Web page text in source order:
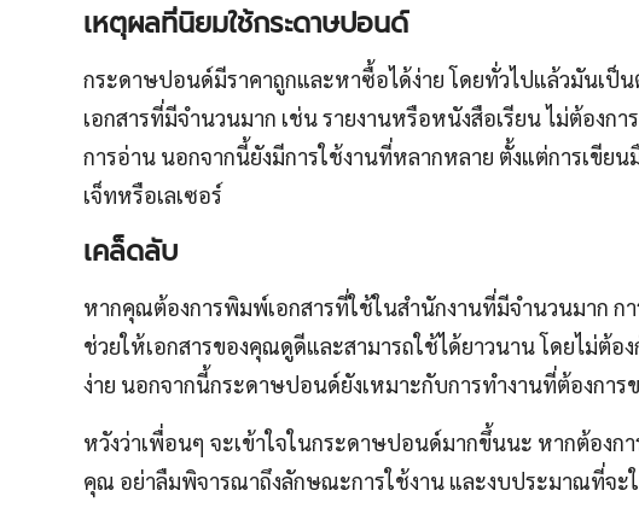
เหตุผลที่นิยมใช้กระดาษปอนด์
กระดาษปอนด์มีราคาถูกและหาซื้อได้ง่าย โดยทั่วไปแล้วมันเป็
เอกสารที่มีจำนวนมาก เช่น รายงานหรือหนังสือเรียน ไม่ต้องก
การอ่าน นอกจากนี้ยังมีการใช้งานที่หลากหลาย ตั้งแต่การเขีย
เจ็ทหรือเลเซอร์
เคล็ดลับ
หากคุณต้องการพิมพ์เอกสารที่ใช้ในสำนักงานที่มีจำนวนมาก
ช่วยให้เอกสารของคุณดูดีและสามารถใช้ได้ยาวนาน โดยไม่ต้อ
ง่าย นอกจากนี้กระดาษปอนด์ยังเหมาะกับการทำงานที่ต้องการ
หวังว่าเพื่อนๆ จะเข้าใจในกระดาษปอนด์มากขึ้นนะ หากต้องก
คุณ อย่าลืมพิจารณาถึงลักษณะการใช้งาน และงบประมาณที่จะ